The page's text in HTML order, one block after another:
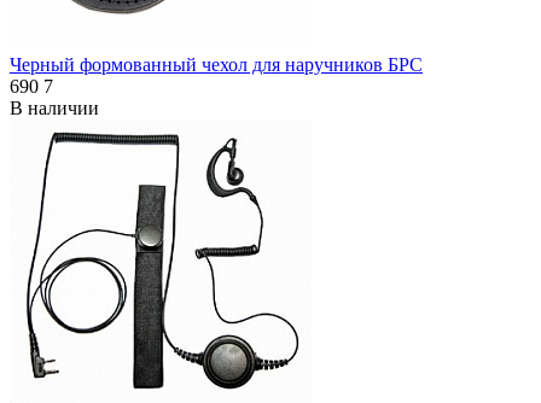
Черный формованный чехол для наручников БРС
690 7
В наличии